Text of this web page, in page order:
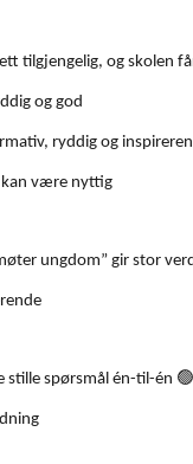
tilgjengelig, og skolen
og god
ryddig og
kan være nyttig
ungdom” gir stor
stille spørsmål én-til-én 🟢